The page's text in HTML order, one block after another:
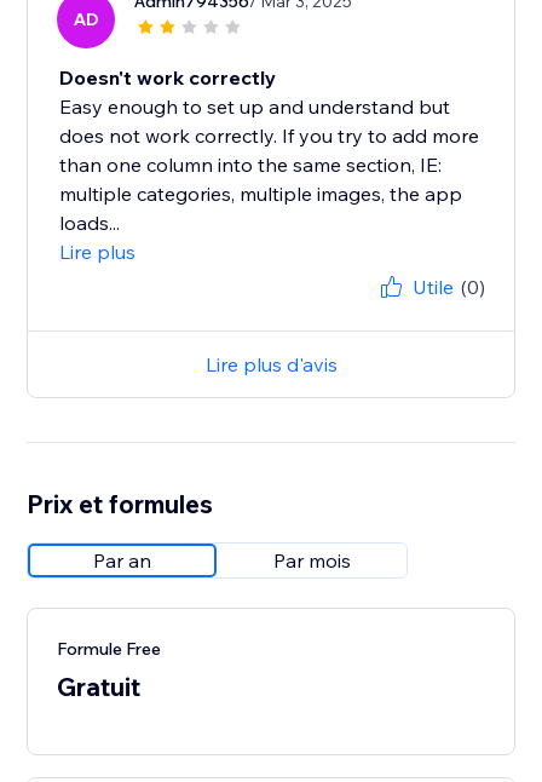
AD
Doesn't work correctly
Easy enough to set up and understand but
does not work correctly. If you try to add more
than one column into the same section, IE:
multiple categories, multiple images, the app
loads...
Lire plus
Utile (0)
Lire plus d'avis
Prix et formules
Par an Par mois
Formule Free
Gratuit